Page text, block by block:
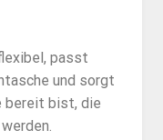
passt
und sorgt
bereit bist, die